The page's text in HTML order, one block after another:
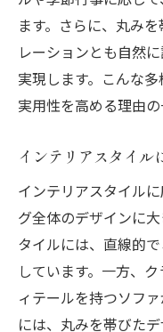
ます。さらに、丸み
レーションとも自然
実現します。こんな
実用性を高める理由の
インテリアスタイル
インテリアスタイル
グ全体のデザインに
タイルには、直線的
しています。一方、
ィテールを持つソフ
には、丸みを帯びた